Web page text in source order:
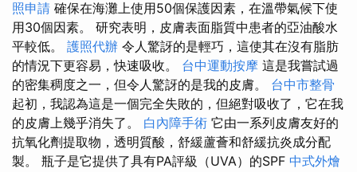
照申請 確保在海灘上使用50個保護因素，在溫帶氣候下使
用30個因素。 研究表明，皮膚表面脂質中患者的亞油酸水
平較低。 護照代辦 令人驚訝的是輕巧，這使其在沒有脂肪
的情況下更容易，快速吸收。 台中運動按摩 這是我嘗試過
的密集稠度之一，但令人驚訝的是我的皮膚。 台中市整骨
起初，我認為這是一個完全失敗的，但絕對吸收了，它在我
的皮膚上幾乎消失了。 白內障手術 它由一系列皮膚友好的
抗氧化劑提取物，透明質酸，舒緩蘆薈和舒緩抗炎成分配
製。 瓶子是它提供了具有PA評級（UVA）的SPF 中式外燴